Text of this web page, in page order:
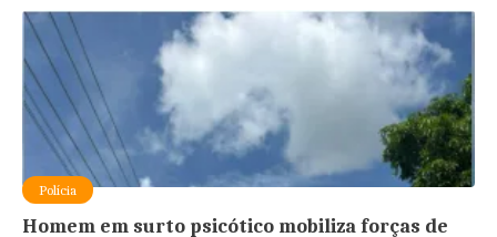
Polícia
Homem em surto psicótico mobiliza forças de